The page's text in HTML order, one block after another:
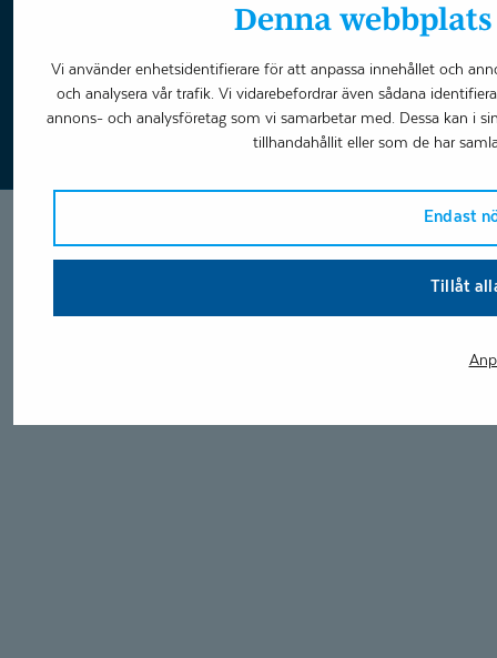
Denna
Vi använder enhetsidentifierare för att anpassa innehållet och
och analysera vår trafik. Vi vidarebefordrar även sådana
annons- och analysföretag som vi samarbetar med. Dessa kan
tillhandahållit eller som de har
Endast
Tillåt
Ändra cookie-inställningar
Boka tid